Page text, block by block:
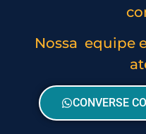
Nossa equipe
CONVERSE